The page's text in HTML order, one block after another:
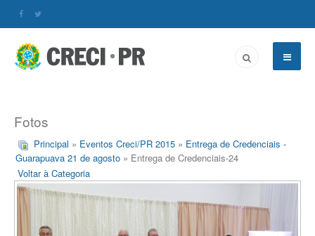
Fotos
Principal » Eventos Creci/PR 2015 » Entrega de Credenciais -
Guarapuava 21 de agosto » Entrega de Credenciais-24
Voltar à Categoria